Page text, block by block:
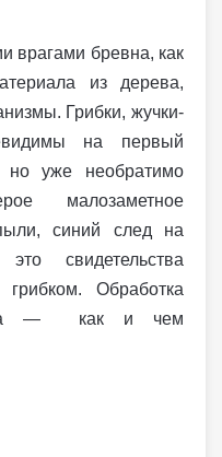
врагами бревна, как
из дерева,
Грибки, жучки-
на первый
но уже необратимо
малозаметное
синий след на
свидетельства
Обработка
— как и чем